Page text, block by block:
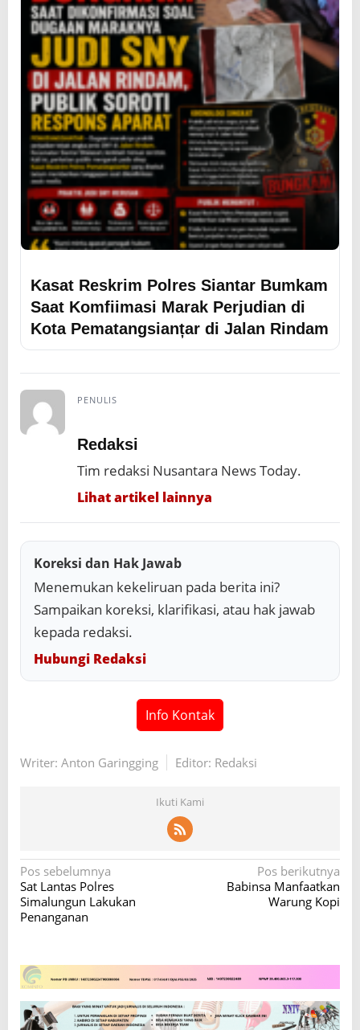
Kasat Reskrim Polres Siantar Bumkam
Saat Komfiimasi Marak Perjudian di
Kota Pematangsianțar di Jalan Rindam
PENULIS
Redaksi
Tim redaksi Nusantara News Today.
Lihat artikel lainnya
Koreksi dan Hak Jawab
Menemukan kekeliruan pada berita ini?
Sampaikan koreksi, klarifikasi, atau hak jawab
kepada redaksi.
Hubungi Redaksi
Info Kontak
Writer: Anton Garingging Editor: Redaksi
Ikuti Kami
N
a
v
g
a
s
Pos sebelumnya
Sat Lantas Polres
Simalungun Lakukan
Penanganan
Pos berikutnya
Babinsa Manfaatkan
Warung Kopi